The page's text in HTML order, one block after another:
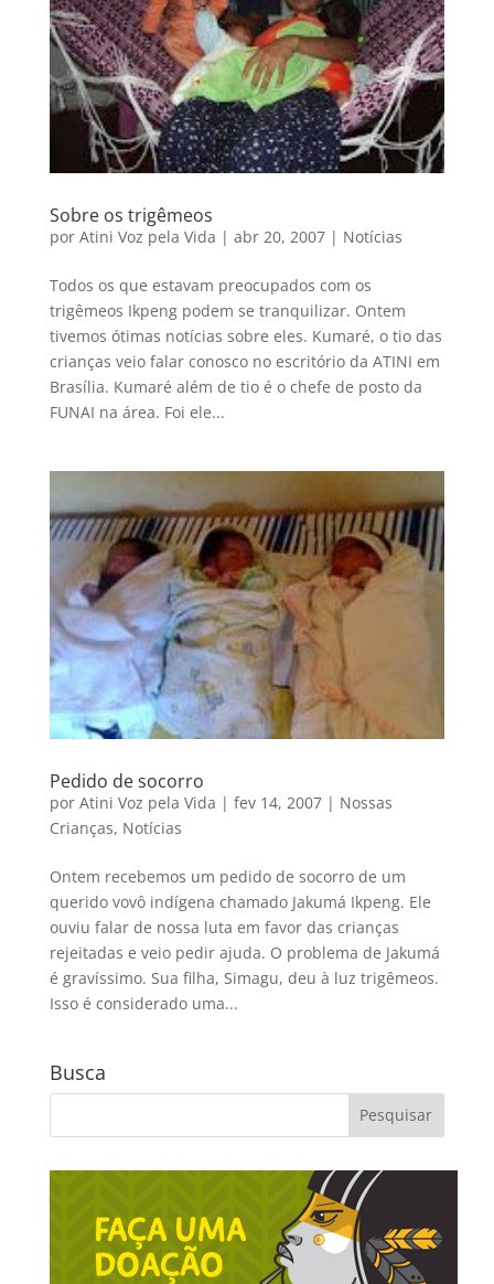
Sobre os trigêmeos
por Atini Voz pela Vida | abr 20, 2007| Notícias
Todos os que estavam preocupados com os
trigêmeos Ikpeng podem se tranquilizar. Ontem
tivemos ótimas notícias sobre eles. Kumaré, o tio das
crianças veio falar conosco no escritório da ATINI em
Brasília. Kumaré além de tio é o chefe de posto da
FUNAI na área. Foi ele...
Pedido de socorro
por Atini Voz pela Vida | fev 14, 2007| Nossas
Crianças, Notícias
Ontem recebemos um pedido de socorro de um
querido vovô indígena chamado Jakumá Ikpeng. Ele
ouviu falar de nossa luta em favor das crianças
rejeitadas e veio pedir ajuda. O problema de Jakumá
é gravíssimo. Sua filha, Simagu, deu à luz trigêmeos.
Isso é considerado uma...
Busca